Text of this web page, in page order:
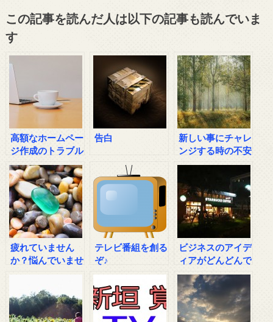
この記事を読んだ人は以下の記事も読んでいま
す
高額なホームペー
ジ作成のトラブル
の相談
告白
新しい事にチャレ
ンジする時の不安
に打ち勝つ方法
疲れていません
か？悩んでいませ
んか？
テレビ番組を創る
ぞ♪
ビジネスのアイデ
ィアがどんどんで
出る方法